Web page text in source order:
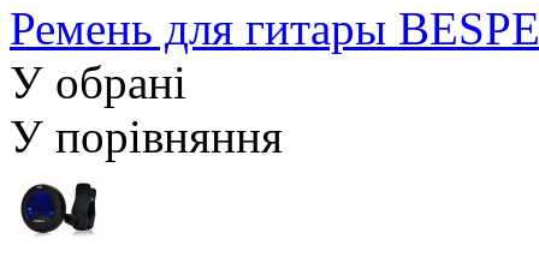
Ремень для гитары
У обрані
У порівняння